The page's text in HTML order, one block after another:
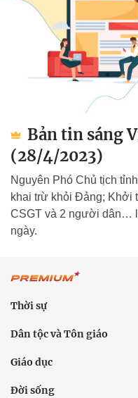
Bản tin sáng
(28/4/2023)
Nguyên Phó Chủ tịch
khai trừ khỏi Đảng; Khởi
CSGT và 2 người dân…
ngày.
Thời sự
Dân tộc và Tôn giáo
Giáo dục
Đời sống